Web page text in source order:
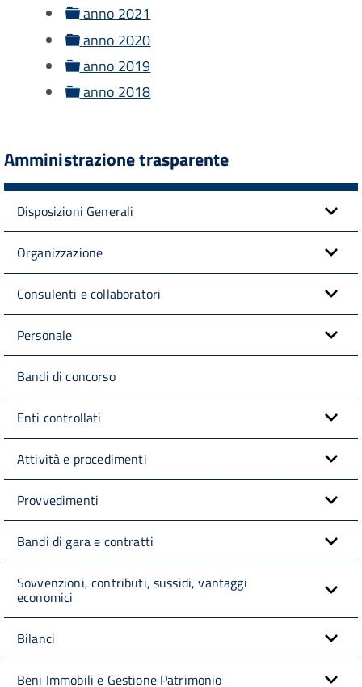
folder
anno 2021
folder
anno 2020
folder
anno 2019
folder
anno 2018
Amministrazione trasparente
Disposizioni Generali
Organizzazione
Consulenti e collaboratori
Personale
Bandi di concorso
Enti controllati
Attività e procedimenti
Provvedimenti
Bandi di gara e contratti
Sovvenzioni, contributi, sussidi, vantaggi
economici
Bilanci
Beni Immobili e Gestione Patrimonio